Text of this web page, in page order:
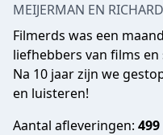
MEIJERMAN EN
Filmerds was een
liefhebbers van films en
Na 10 jaar zijn we
en luisteren!
Aantal afleveringen: 499